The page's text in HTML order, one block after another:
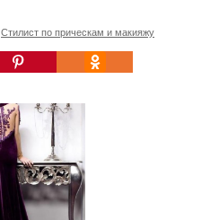
Стилист по прическам и макияжу